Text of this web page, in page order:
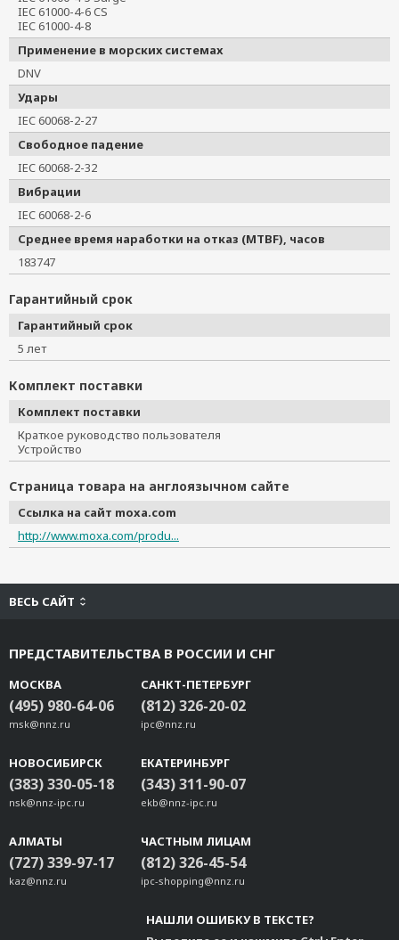
IEC 61000-4-6 CS
IEC 61000-4-8
Применение в морских системах
DNV
Удары
IEC 60068-2-27
Свободное падение
IEC 60068-2-32
Вибрации
IEC 60068-2-6
Среднее время наработки на отказ (MTBF), часов
183747
Гарантийный срок
Гарантийный срок
5 лет
Комплект поставки
Комплект поставки
Краткое руководство пользователя
Устройство
Страница товара на англоязычном сайте
Ссылка на сайт moxa.com
http://www.moxa.com/produ...
ВЕСЬ САЙТ
ПРЕДСТАВИТЕЛЬСТВА В РОССИИ И СНГ
МОСКВА
(495) 980-64-06
msk@nnz.ru
САНКТ-ПЕТЕРБУРГ
(812) 326-20-02
ipc@nnz.ru
НОВОСИБИРСК
(383) 330-05-18
nsk@nnz-ipc.ru
ЕКАТЕРИНБУРГ
(343) 311-90-07
ekb@nnz-ipc.ru
АЛМАТЫ
(727) 339-97-17
kaz@nnz.ru
ЧАСТНЫМ ЛИЦАМ
(812) 326-45-54
ipc-shopping@nnz.ru
НАШЛИ ОШИБКУ В ТЕКСТЕ?